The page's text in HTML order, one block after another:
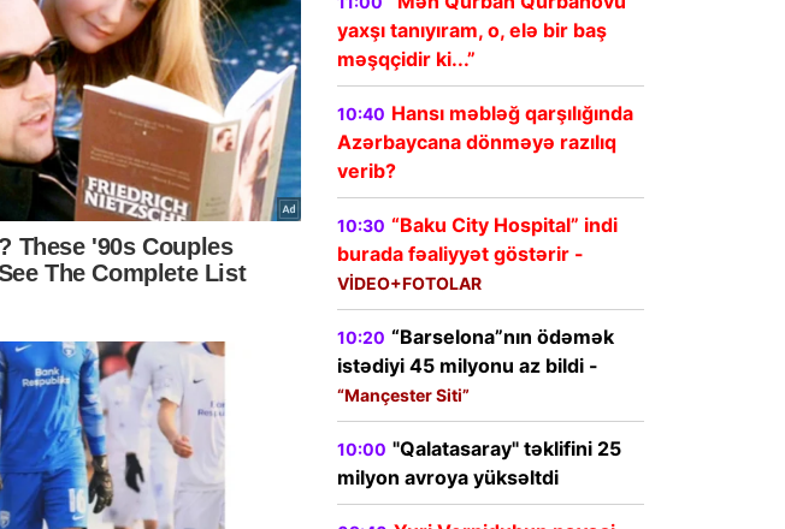
yaxşı tanıyıram, o, elə bir baş
məşqçidir ki...”
10:40 Hansı məbləğ qarşılığında
Azərbaycana dönməyə razılıq
verib?
10:30 “Baku City Hospital” indi
burada fəaliyyət göstərir -
VİDEO+FOTOLAR
10:20 “Barselona”nın ödəmək
istədiyi 45 milyonu az bildi -
“Mançester Siti”
10:00 "Qalatasaray" təklifini 25
milyon avroya yüksəltdi